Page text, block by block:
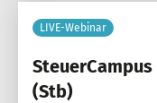
LIVE-Webinar
(Stb)